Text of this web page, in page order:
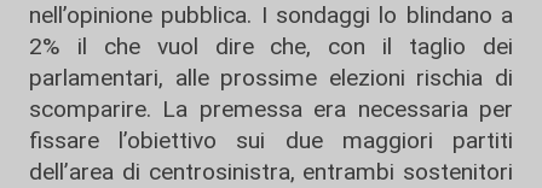
nell’opinione pubblica. I sondaggi lo blindano a
2% il che vuol dire che, con il taglio dei
parlamentari, alle prossime elezioni rischia di
scomparire. La premessa era necessaria per
fissare l’obiettivo sui due maggiori partiti
dell’area di centrosinistra, entrambi sostenitori